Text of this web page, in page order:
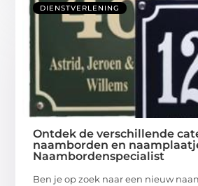
DIENSTVERLENING
Ontdek de verschillende
naamborden en
Naambordenspecialist
Ben je op zoek naar een nieuw